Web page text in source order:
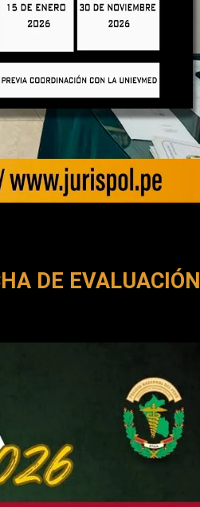
DE EVALUACIÓN